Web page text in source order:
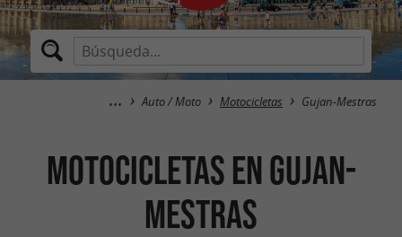
Auto / Moto Motocicletas Gujan-Mestras
Motocicletas en Gujan-
Mestras